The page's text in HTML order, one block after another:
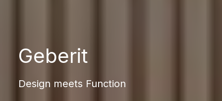
Geberit
Design meets Function